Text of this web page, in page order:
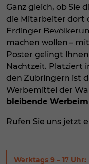
Ganz gleich, ob Sie
die Mitarbeiter dort
Erdinger
machen wollen –
Poster gelingt
Nachtzeit. Platziert
den Zubringern ist
Werbemittel der
bleibende
Rufen Sie uns jetzt